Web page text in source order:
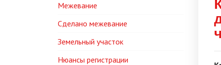
Межевание
Сделано межевание
Земельный участок
Нюансы регистрации